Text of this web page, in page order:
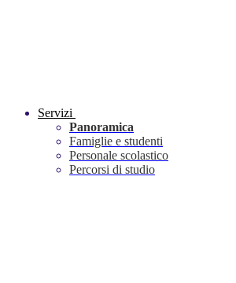
Servizi
Panoramica
Famiglie e studenti
Personale scolastico
Percorsi di studio